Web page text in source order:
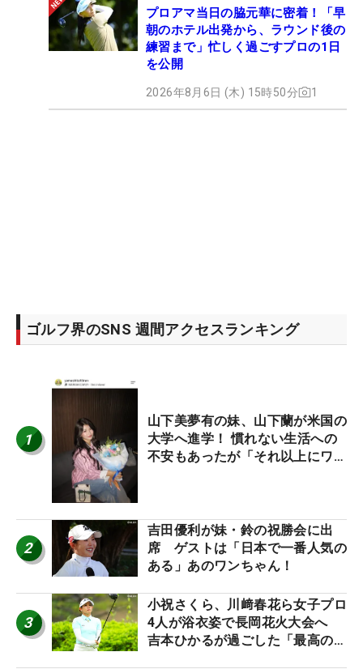
プロアマ当日の脇元華に密着！「早
朝のホテル出発から、ラウンド後の
練習まで」忙しく過ごすプロの1日
を公開
2026年8月6日 (木) 15時50分 1
ゴルフ界のSNS 週間アクセスランキング
1
山下美夢有の妹、山下蘭が米国の
大学へ進学！ 慣れない生活への
不安もあったが「それ以上にワク
2
吉田優利が妹・鈴の祝勝会に出
席 ゲストは「日本で一番人気の
ある」あのワンちゃん！
3
小祝さくら、川﨑春花ら女子プロ
4人が浴衣姿で長岡花火大会へ
吉本ひかるが過ごした「最高の夏